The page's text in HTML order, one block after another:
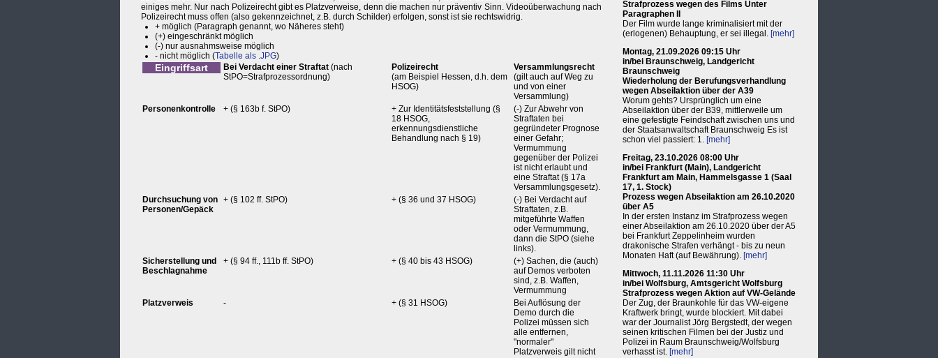
einiges mehr. Nur nach Polizeirecht gibt es Platzverweise, denn die machen nur präventiv Sinn. Videoüberwachung nach
Polizeirecht muss offen (also gekennzeichnet, z.B. durch Schilder) erfolgen, sonst ist sie rechtswidrig.
+ möglich (Paragraph genannt, wo Näheres steht)
(+) eingeschränkt möglich
(-) nur ausnahmsweise möglich
- nicht möglich (Tabelle als .JPG)
Eingriffsart Bei Verdacht einer Straftat (nach
StPO=Strafprozessordnung)
Polizeirecht
(am Beispiel Hessen, d.h. dem
HSOG)
Versammlungsrecht
(gilt auch auf Weg zu
und von einer
Versammlung)
Personenkontrolle
+ (§ 163b f. StPO)
+ Zur Identitätsfeststellung (§
18 HSOG,
erkennungsdienstliche
Behandlung nach § 19)
(-) Zur Abwehr von
Straftaten bei
gegründeter Prognose
einer Gefahr;
Vermummung
gegenüber der Polizei
ist nicht erlaubt und
eine Straftat (§ 17a
Versammlungsgesetz).
Durchsuchung von
Personen/Gepäck
+ (§ 102 ff. StPO) + (§ 36 und 37 HSOG)
(-) Bei Verdacht auf
Straftaten, z.B.
mitgeführte Waffen
oder Vermummung,
dann die StPO (siehe
links).
Sicherstellung und
Beschlagnahme
+ (§ 94 ff., 111b ff. StPO) + (§ 40 bis 43 HSOG)
(+) Sachen, die (auch)
auf Demos verboten
sind, z.B. Waffen,
Vermummung
Platzverweis
- + (§ 31 HSOG)
Bei Auflösung der
Demo durch die
Polizei müssen sich
alle entfernen,
"normaler"
Platzverweis gilt nicht
Strafprozess wegen des Films Unter
Paragraphen II
Der Film wurde lange kriminalisiert mit der
(erlogenen) Behauptung, er sei illegal. [mehr]
Montag, 21.09.2026 09:15 Uhr
in/bei Braunschweig, Landgericht
Braunschweig
Wiederholung der Berufungsverhandlung
wegen Abseilaktion über der A39
Worum gehts? Ursprünglich um eine
Abseilaktion über der B39, mittlerweile um
eine gefestigte Feindschaft zwischen uns und
der Staatsanwaltschaft Braunschweig Es ist
schon viel passiert: 1. [mehr]
Freitag, 23.10.2026 08:00 Uhr
in/bei Frankfurt (Main), Landgericht
Frankfurt am Main, Hammelsgasse 1 (Saal
17, 1. Stock)
Prozess wegen Abseilaktion am 26.10.2020
über A5
In der ersten Instanz im Strafprozess wegen
einer Abseilaktion am 26.10.2020 über der A5
bei Frankfurt Zeppelinheim wurden
drakonische Strafen verhängt - bis zu neun
Monaten Haft (auf Bewährung). [mehr]
Mittwoch, 11.11.2026 11:30 Uhr
in/bei Wolfsburg, Amtsgericht Wolfsburg
Strafprozess wegen Aktion auf VW-Gelände
Der Zug, der Braunkohle für das VW-eigene
Kraftwerk bringt, wurde blockiert. Mit dabei
war der Journalist Jörg Bergstedt, der wegen
seinen kritischen Filmen bei der Justiz und
Polizei in Raum Braunschweig/Wolfsburg
verhasst ist. [mehr]